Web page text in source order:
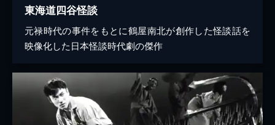
東海道四谷怪談
元禄時代の事件をもとに鶴屋南北が創作した怪談話を
映像化した日本怪談時代劇の傑作